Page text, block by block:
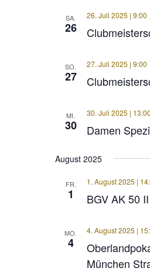
SA.
26
26. Juli 2025 | 9:00
SO.
27
27. Juli 2025 | 9:00
MI.
30 Damen
30. Juli 2025 | 13:00
August 2025
FR.
1 BGV AK 50
1. August 2025 |
MO.
4
München
4. August 2025 |